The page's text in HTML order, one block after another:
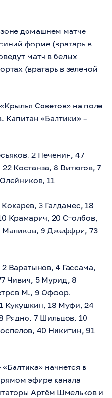
домашнем матче
форме (вратарь в
матч в белых
(вратарь в зеленой
Советов» на поле
Капитан «Балтики» –
2 Печенин, 47
Костанза, 8 Витюгов, 7
11
3 Галдамес, 18
Крамарич, 20 Столбов,
Маликов, 9 Джеффри, 73
Варатынов, 4 Гассама,
Чивич, 5 Мурид, 8
М., 9 Оффор.
Кукушкин, 18 Муфи, 24
Рядно, 7 Шильцов, 10
40 Никитин, 91
начнется в
эфире канала
Артём Шмельков и